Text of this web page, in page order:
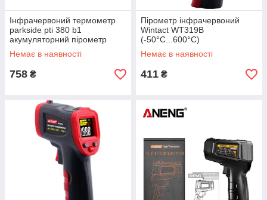
Інфрачервоний термометр
parkside pti 380 b1
акумуляторний пірометр
Німеччина
Немає в наявності
758 ₴
Пірометр інфрачервоний
Wintact WT319B
(-50°C...600°C)
Немає в наявності
411 ₴